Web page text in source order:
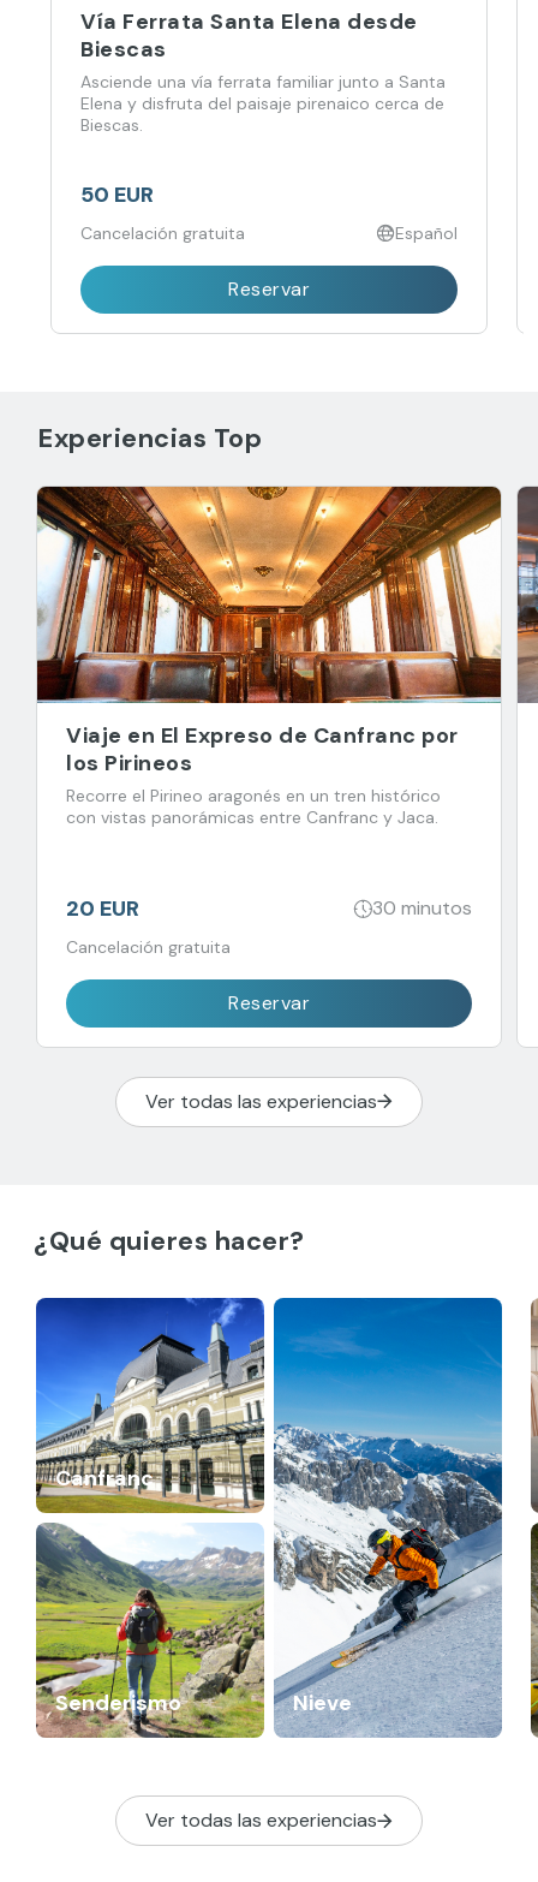
Vía Ferrata Santa Elena desde
Biescas
Asciende una vía ferrata familiar junto a Santa
Elena y disfruta del paisaje pirenaico cerca de
Biescas.
50 EUR
Cancelación gratuita Español
Reservar
Experiencias Top
Viaje en El Expreso de Canfranc por
los Pirineos
Recorre el Pirineo aragonés en un tren histórico
con vistas panorámicas entre Canfranc y Jaca.
20 EUR 30 minutos
Cancelación gratuita
Reservar
Ver todas las experiencias
¿Qué quieres hacer?
Canfranc
Nieve
Senderismo
Ver todas las experiencias